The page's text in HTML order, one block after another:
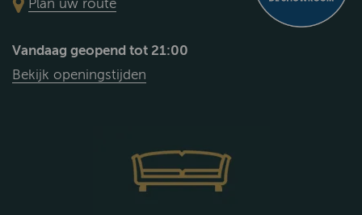
Plan uw route
Vandaag geopend tot 21:00
Bekijk openingstijden